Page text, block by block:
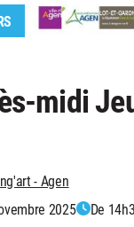
midi
- Agen
2025
De